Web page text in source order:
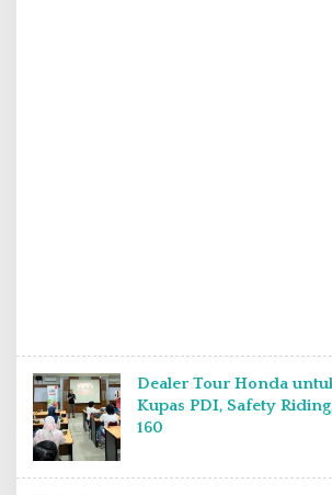
Dealer Tour Honda
Kupas PDI, Safety
160